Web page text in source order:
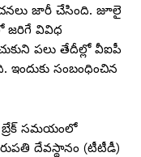
జారీ చేసింది. జూలై
జరిగే వివిధ
పలు తేదీల్లో వీఐపీ
ఇందుకు సంబంధించిన
బ్రేక్ సమయంలో
దేవస్థానం (టీటీడీ)